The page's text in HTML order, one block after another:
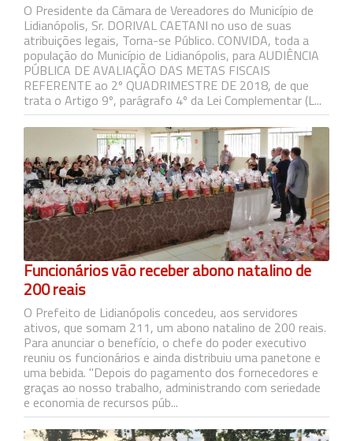
O Presidente da Câmara de Vereadores do Município de
Lidianópolis, Sr. DORIVAL CAETANI no uso de suas
atribuições legais, Torna-se Público. CONVIDA, toda a
população do Município de Lidianópolis, para AUDIÊNCIA
PÚBLICA DE AVALIAÇÃO DAS METAS FISCAIS
REFERENTE ao 2º QUADRIMESTRE DE 2018, de que
trata o Artigo 9º, parágrafo 4º da Lei Complementar (L...
Funcionários vão receber abono natalino de
200 reais
O Prefeito de Lidianópolis concedeu, aos servidores
ativos, que somam 211, um abono natalino de 200 reais.
Para anunciar o benefício, o chefe do poder executivo
reuniu os funcionários e ainda distribuiu uma panetone e
uma bebida. "Depois do pagamento dos fornecedores e
graças ao nosso trabalho, administrando com seriedade
e economia de recursos púb...